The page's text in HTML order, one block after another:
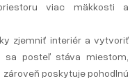
viac mäkkosti a
zjemniť interiér a vytvoriť
sa posteľ stáva miestom,
zároveň poskytuje pohodlnú